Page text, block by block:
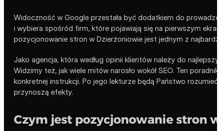
Widoczność w Google przestała być dodatkiem do
i wybiera spośród firm, które pojawiają się na pierwszym
pozycjonowanie stron w Dzierżoniowie jest jednym z
Jako agencja, która według opinii klientów należy do
Widzimy też, jak wiele mitów narosło wokół SEO. Ten
konkretnej instrukcji. Po jego lekturze będą Państwo
przynoszą efekty.
Czym jest pozycjonowanie stron